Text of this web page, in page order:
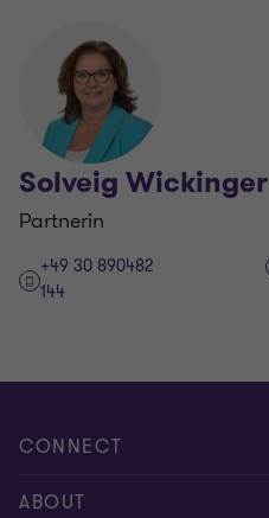
Solveig Wickinger
Partnerin
+49 30 890482
144
CONNECT
Kontakt
ABOUT